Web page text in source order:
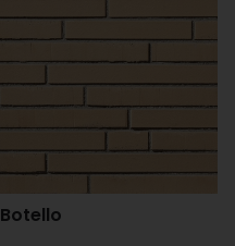
Botello